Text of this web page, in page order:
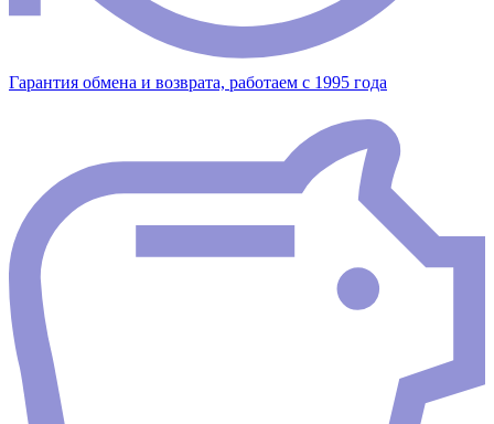
Гарантия обмена и возврата, работаем с 1995 года